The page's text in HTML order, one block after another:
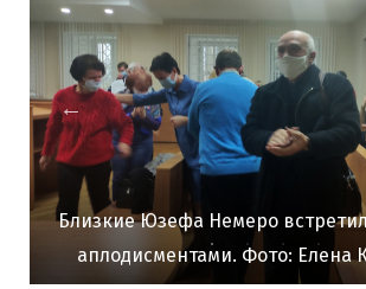
Близкие Юзефа Немеро
аплодисментами. Фото: Елена